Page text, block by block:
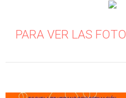
PARA VER LAS